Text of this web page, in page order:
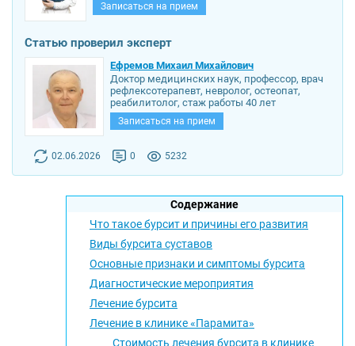
Записаться на прием
Статью проверил эксперт
Ефремов Михаил Михайлович
Доктор медицинских наук, профессор, врач
рефлексотерапевт, невролог, остеопат,
реабилитолог, стаж работы 40 лет
Записаться на прием
02.06.2026 0 5232
Содержание
Что такое бурсит и причины его развития
Виды бурсита суставов
Основные признаки и симптомы бурсита
Диагностические мероприятия
Лечение бурсита
Лечение в клинике «Парамита»
Стоимость лечения бурсита в клинике